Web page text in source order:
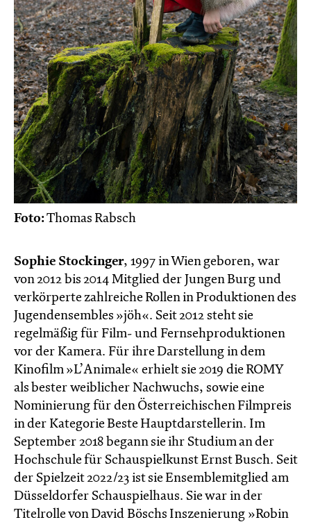
Foto:Thomas Rabsch
Sophie Stockinger, 1997 in Wien geboren, war
von 2012 bis 2014 Mitglied der Jungen Burg und
verkörperte zahlreiche Rollen in Produktionen des
Jugendensembles »jöh«. Seit 2012 steht sie
regelmäßig für Film- und Fernsehproduktionen
vor der Kamera. Für ihre Darstellung in dem
Kinofilm »L’Animale« erhielt sie 2019 die ROMY
als bester weiblicher Nachwuchs, sowie eine
Nominierung für den Österreichischen Filmpreis
in der Kategorie Beste Hauptdarstellerin. Im
September 2018 begann sie ihr Studium an der
Hochschule für Schauspielkunst Ernst Busch. Seit
der Spielzeit 2022/23 ist sie Ensemblemitglied am
Düsseldorfer Schauspielhaus. Sie war in der
Titelrolle von David Böschs Inszenierung »Robin